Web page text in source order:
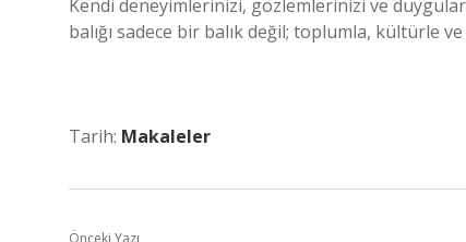
Kendi deneyimlerinizi, gözlemlerinizi ve
balığı sadece bir balık değil; toplumla, kültürle
Tarih: Makaleler
Önceki Yazı